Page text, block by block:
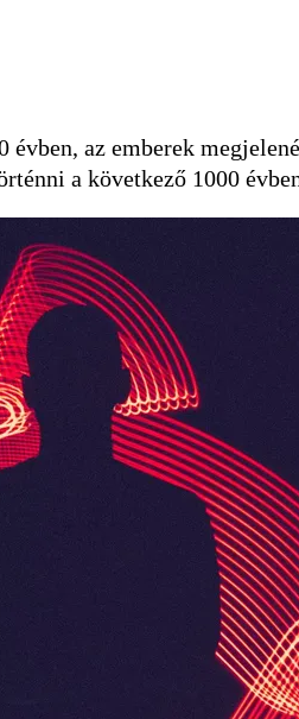
az emberek
a következő 1000